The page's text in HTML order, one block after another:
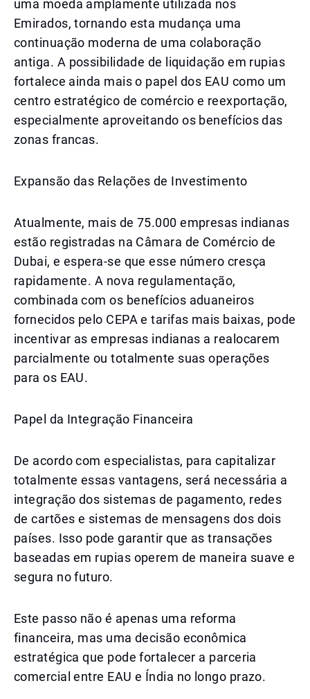
uma moeda amplamente utilizada nos
Emirados, tornando esta mudança uma
continuação moderna de uma colaboração
antiga. A possibilidade de liquidação em rupias
fortalece ainda mais o papel dos EAU como um
centro estratégico de comércio e reexportação,
especialmente aproveitando os benefícios das
zonas francas.
Expansão das Relações de Investimento
Atualmente, mais de 75.000 empresas indianas
estão registradas na Câmara de Comércio de
Dubai, e espera-se que esse número cresça
rapidamente. A nova regulamentação,
combinada com os benefícios aduaneiros
fornecidos pelo CEPA e tarifas mais baixas, pode
incentivar as empresas indianas a realocarem
parcialmente ou totalmente suas operações
para os EAU.
Papel da Integração Financeira
De acordo com especialistas, para capitalizar
totalmente essas vantagens, será necessária a
integração dos sistemas de pagamento, redes
de cartões e sistemas de mensagens dos dois
países. Isso pode garantir que as transações
baseadas em rupias operem de maneira suave e
segura no futuro.
Este passo não é apenas uma reforma
financeira, mas uma decisão econômica
estratégica que pode fortalecer a parceria
comercial entre EAU e Índia no longo prazo.